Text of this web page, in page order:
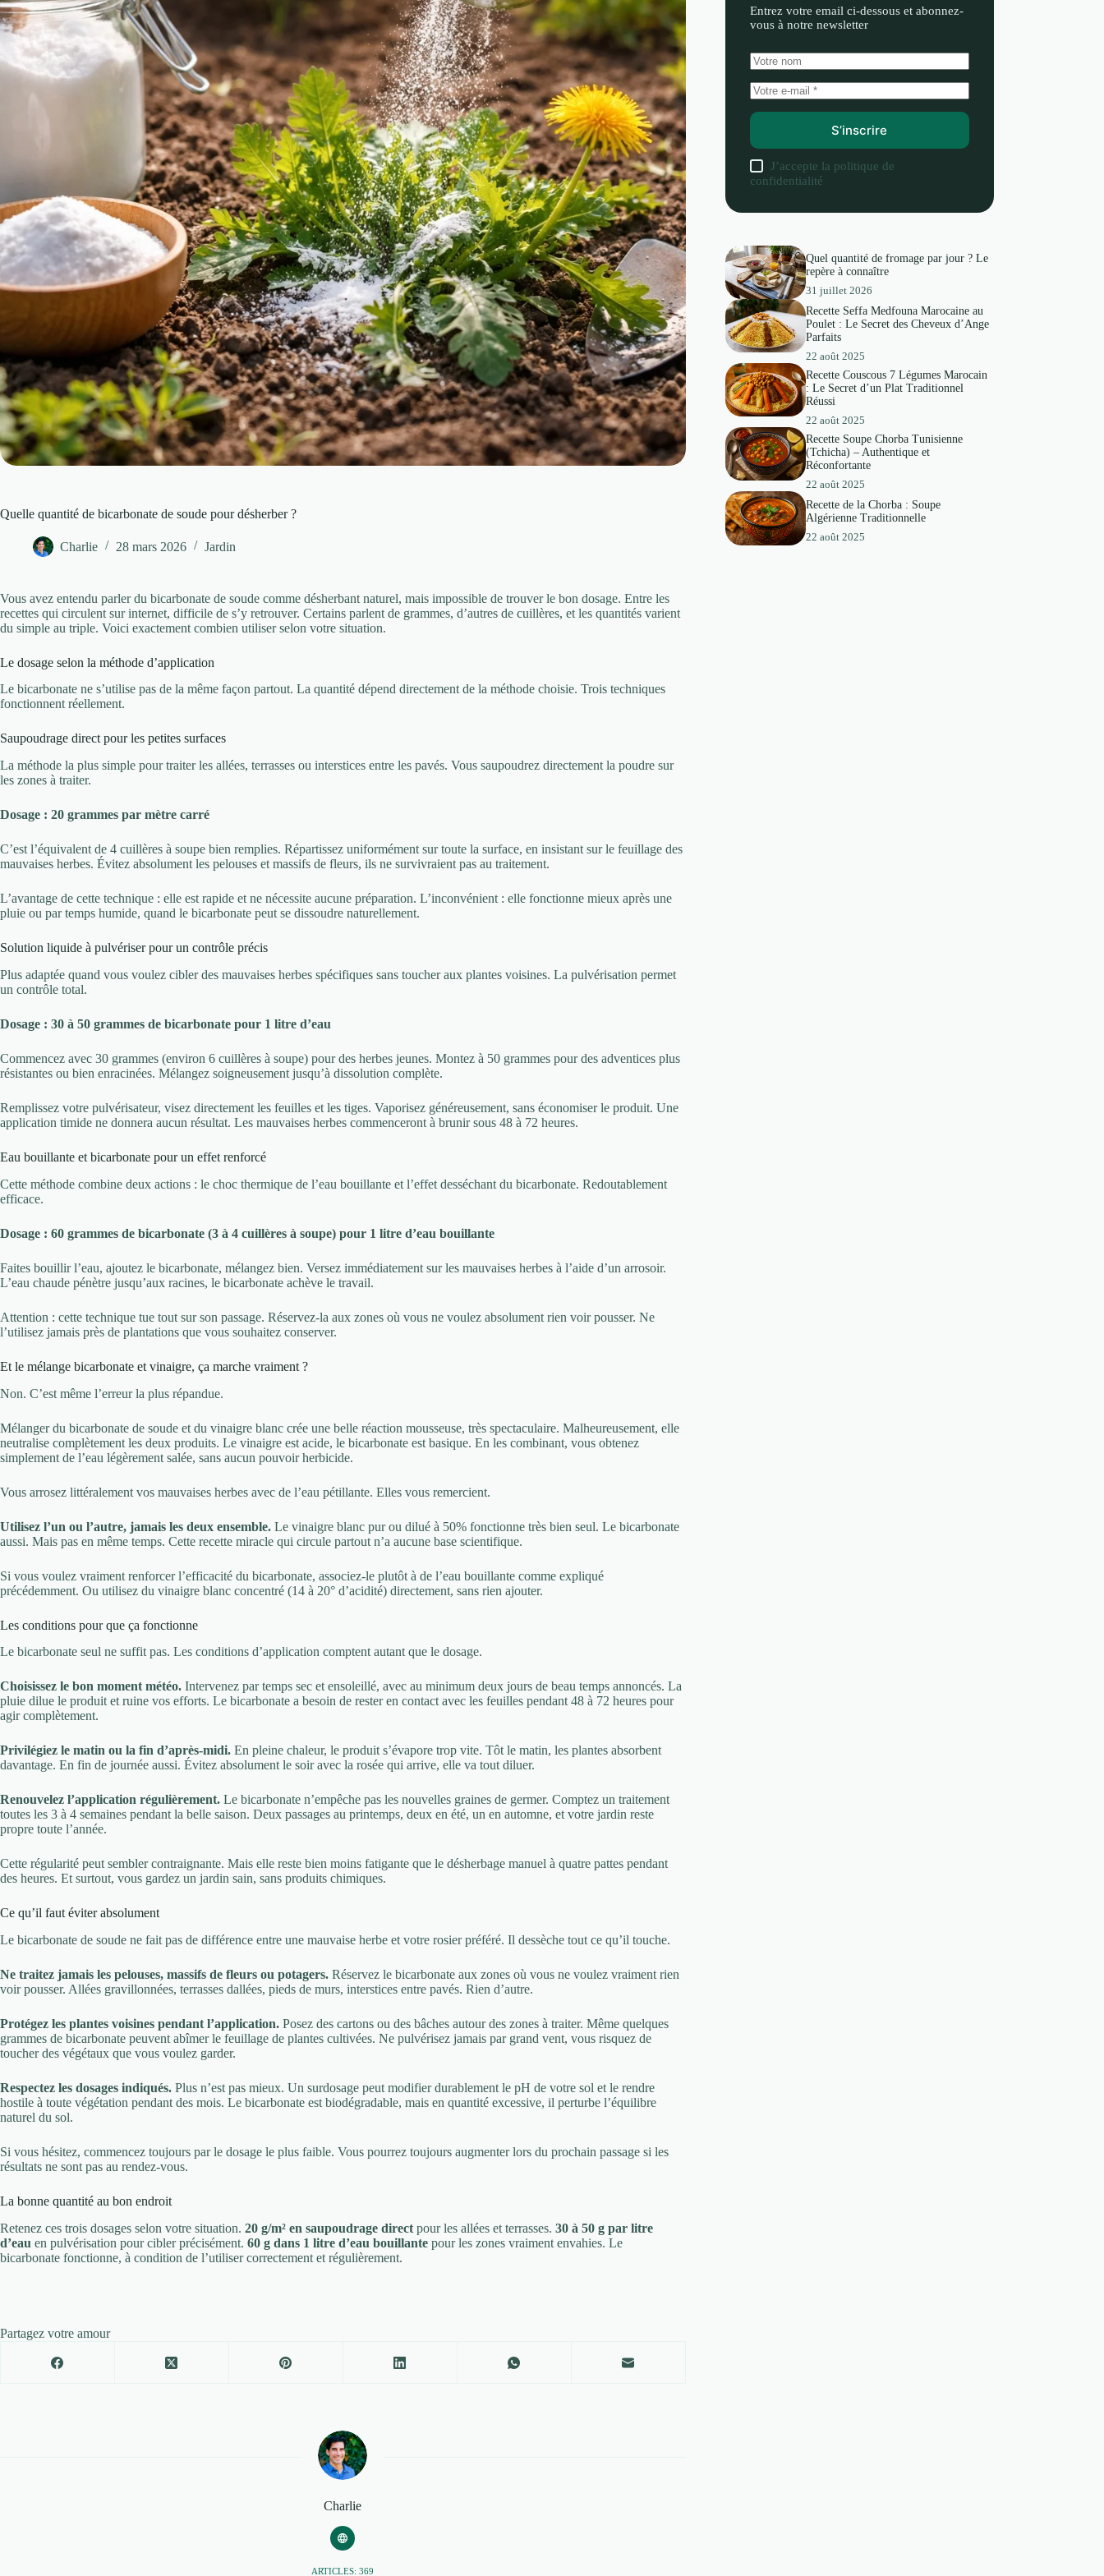
Quelle quantité de bicarbonate de soude pour désherber ?
Charlie 28 mars 2026 Jardin
Vous avez entendu parler du bicarbonate de soude comme désherbant naturel, mais impossible de trouver le bon dosage. Entre les
recettes qui circulent sur internet, difficile de s’y retrouver. Certains parlent de grammes, d’autres de cuillères, et les quantités varient
du simple au triple. Voici exactement combien utiliser selon votre situation.
Le dosage selon la méthode d’application
Le bicarbonate ne s’utilise pas de la même façon partout. La quantité dépend directement de la méthode choisie. Trois techniques
fonctionnent réellement.
Saupoudrage direct pour les petites surfaces
La méthode la plus simple pour traiter les allées, terrasses ou interstices entre les pavés. Vous saupoudrez directement la poudre sur
les zones à traiter.
Dosage : 20 grammes par mètre carré
C’est l’équivalent de 4 cuillères à soupe bien remplies. Répartissez uniformément sur toute la surface, en insistant sur le feuillage des
mauvaises herbes. Évitez absolument les pelouses et massifs de fleurs, ils ne survivraient pas au traitement.
L’avantage de cette technique : elle est rapide et ne nécessite aucune préparation. L’inconvénient : elle fonctionne mieux après une
pluie ou par temps humide, quand le bicarbonate peut se dissoudre naturellement.
Solution liquide à pulvériser pour un contrôle précis
Plus adaptée quand vous voulez cibler des mauvaises herbes spécifiques sans toucher aux plantes voisines. La pulvérisation permet
un contrôle total.
Dosage : 30 à 50 grammes de bicarbonate pour 1 litre d’eau
Commencez avec 30 grammes (environ 6 cuillères à soupe) pour des herbes jeunes. Montez à 50 grammes pour des adventices plus
résistantes ou bien enracinées. Mélangez soigneusement jusqu’à dissolution complète.
Remplissez votre pulvérisateur, visez directement les feuilles et les tiges. Vaporisez généreusement, sans économiser le produit. Une
application timide ne donnera aucun résultat. Les mauvaises herbes commenceront à brunir sous 48 à 72 heures.
Eau bouillante et bicarbonate pour un effet renforcé
Cette méthode combine deux actions : le choc thermique de l’eau bouillante et l’effet desséchant du bicarbonate. Redoutablement
efficace.
Dosage : 60 grammes de bicarbonate (3 à 4 cuillères à soupe) pour 1 litre d’eau bouillante
Faites bouillir l’eau, ajoutez le bicarbonate, mélangez bien. Versez immédiatement sur les mauvaises herbes à l’aide d’un arrosoir.
L’eau chaude pénètre jusqu’aux racines, le bicarbonate achève le travail.
Attention : cette technique tue tout sur son passage. Réservez-la aux zones où vous ne voulez absolument rien voir pousser. Ne
l’utilisez jamais près de plantations que vous souhaitez conserver.
Et le mélange bicarbonate et vinaigre, ça marche vraiment ?
Non. C’est même l’erreur la plus répandue.
Mélanger du bicarbonate de soude et du vinaigre blanc crée une belle réaction mousseuse, très spectaculaire. Malheureusement, elle
neutralise complètement les deux produits. Le vinaigre est acide, le bicarbonate est basique. En les combinant, vous obtenez
simplement de l’eau légèrement salée, sans aucun pouvoir herbicide.
Vous arrosez littéralement vos mauvaises herbes avec de l’eau pétillante. Elles vous remercient.
Utilisez l’un ou l’autre, jamais les deux ensemble. Le vinaigre blanc pur ou dilué à 50% fonctionne très bien seul. Le bicarbonate
aussi. Mais pas en même temps. Cette recette miracle qui circule partout n’a aucune base scientifique.
Si vous voulez vraiment renforcer l’efficacité du bicarbonate, associez-le plutôt à de l’eau bouillante comme expliqué
précédemment. Ou utilisez du vinaigre blanc concentré (14 à 20° d’acidité) directement, sans rien ajouter.
Les conditions pour que ça fonctionne
Le bicarbonate seul ne suffit pas. Les conditions d’application comptent autant que le dosage.
Choisissez le bon moment météo. Intervenez par temps sec et ensoleillé, avec au minimum deux jours de beau temps annoncés. La
pluie dilue le produit et ruine vos efforts. Le bicarbonate a besoin de rester en contact avec les feuilles pendant 48 à 72 heures pour
agir complètement.
Privilégiez le matin ou la fin d’après-midi. En pleine chaleur, le produit s’évapore trop vite. Tôt le matin, les plantes absorbent
davantage. En fin de journée aussi. Évitez absolument le soir avec la rosée qui arrive, elle va tout diluer.
Renouvelez l’application régulièrement. Le bicarbonate n’empêche pas les nouvelles graines de germer. Comptez un traitement
toutes les 3 à 4 semaines pendant la belle saison. Deux passages au printemps, deux en été, un en automne, et votre jardin reste
propre toute l’année.
Cette régularité peut sembler contraignante. Mais elle reste bien moins fatigante que le désherbage manuel à quatre pattes pendant
des heures. Et surtout, vous gardez un jardin sain, sans produits chimiques.
Ce qu’il faut éviter absolument
Le bicarbonate de soude ne fait pas de différence entre une mauvaise herbe et votre rosier préféré. Il dessèche tout ce qu’il touche.
Ne traitez jamais les pelouses, massifs de fleurs ou potagers. Réservez le bicarbonate aux zones où vous ne voulez vraiment rien
voir pousser. Allées gravillonnées, terrasses dallées, pieds de murs, interstices entre pavés. Rien d’autre.
Protégez les plantes voisines pendant l’application. Posez des cartons ou des bâches autour des zones à traiter. Même quelques
grammes de bicarbonate peuvent abîmer le feuillage de plantes cultivées. Ne pulvérisez jamais par grand vent, vous risquez de
toucher des végétaux que vous voulez garder.
Respectez les dosages indiqués. Plus n’est pas mieux. Un surdosage peut modifier durablement le pH de votre sol et le rendre
hostile à toute végétation pendant des mois. Le bicarbonate est biodégradable, mais en quantité excessive, il perturbe l’équilibre
naturel du sol.
Si vous hésitez, commencez toujours par le dosage le plus faible. Vous pourrez toujours augmenter lors du prochain passage si les
résultats ne sont pas au rendez-vous.
La bonne quantité au bon endroit
Retenez ces trois dosages selon votre situation. 20 g/m² en saupoudrage direct pour les allées et terrasses. 30 à 50 g par litre
d’eau en pulvérisation pour cibler précisément. 60 g dans 1 litre d’eau bouillante pour les zones vraiment envahies. Le
bicarbonate fonctionne, à condition de l’utiliser correctement et régulièrement.
Partagez votre amour
Charlie
ARTICLES: 369
Entrez votre email ci-dessous et abonnez-
vous à notre newsletter
S’inscrire
J’accepte la politique de
confidentialité
Quel quantité de fromage par jour ? Le
repère à connaître
31 juillet 2026
Recette Seffa Medfouna Marocaine au
Poulet : Le Secret des Cheveux d’Ange
Parfaits
22 août 2025
Recette Couscous 7 Légumes Marocain
: Le Secret d’un Plat Traditionnel
Réussi
22 août 2025
Recette Soupe Chorba Tunisienne
(Tchicha) – Authentique et
Réconfortante
22 août 2025
Recette de la Chorba : Soupe
Algérienne Traditionnelle
22 août 2025